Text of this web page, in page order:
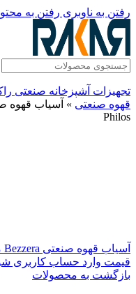
رفتن به ناوبری رفتن به
تجهیزات آشپزخانه صنعتی
قهوه صنعتی »
Philos
آسیاب قهوه صنعتی Bezzera مدل M80E و M80A
قیمت وارد حساب کاربری
بازگشت به محصولات